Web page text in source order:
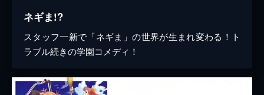
ネギま!?
スタッフ一新で「ネギま」の世界が生まれ変わる！ト
ラブル続きの学園コメディ！